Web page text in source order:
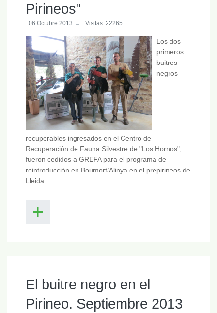
Pirineos"
06 Octubre 2013 Visitas: 22265
Los dos
primeros
buitres
negros
recuperables ingresados en el Centro de
Recuperación de Fauna Silvestre de "Los Hornos",
fueron cedidos a GREFA para el programa de
reintroducción en Boumort/Alinya en el prepirineos de
Lleida.
El buitre negro en el
Pirineo. Septiembre 2013